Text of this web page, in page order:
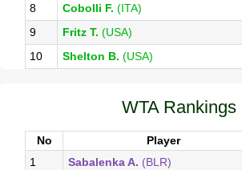
8
Cobolli F. (ITA)
9
Fritz T. (USA)
10
Shelton B. (USA)
WTA Rankings
No Player
1
Sabalenka A. (BLR)